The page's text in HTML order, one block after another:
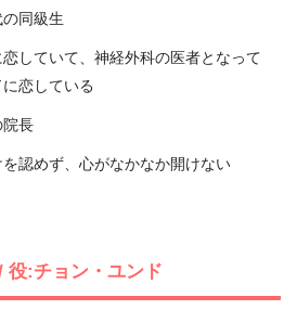
同級生
していて、神経外科の医者となって
恋している
院長
認めず、心がなかなか開けない
役:チョン・ユンド